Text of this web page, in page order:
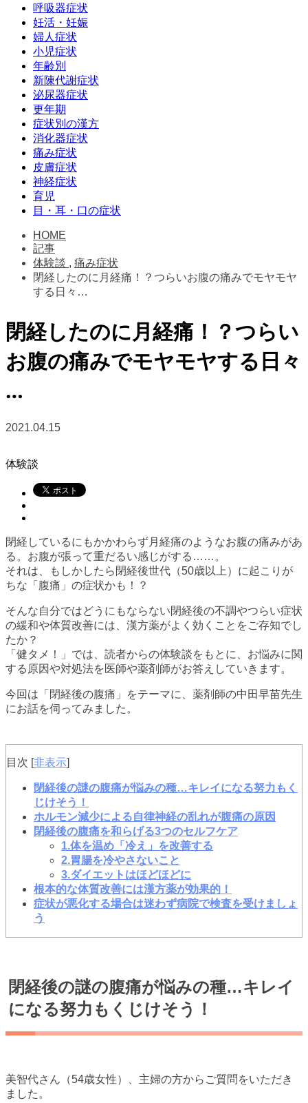
呼吸器症状
妊活・妊娠
婦人症状
小児症状
年齢別
新陳代謝症状
泌尿器症状
更年期
症状別の漢方
消化器症状
痛み症状
皮膚症状
神経症状
育児
目・耳・口の症状
HOME
記事
体験談 , 痛み症状
閉経したのに月経痛！？つらいお腹の痛みでモヤモヤ
する日々…
閉経したのに月経痛！？つらい
お腹の痛みでモヤモヤする日々
…
2021.04.15
体験談
閉経しているにもかかわらず月経痛のようなお腹の痛みがあ
る。お腹が張って重だるい感じがする……。
それは、もしかしたら閉経後世代（50歳以上）に起こりが
ちな「腹痛」の症状かも！？
そんな自分ではどうにもならない閉経後の不調やつらい症状
の緩和や体質改善には、漢方薬がよく効くことをご存知でし
たか？
「健タメ！」では、読者からの体験談をもとに、お悩みに関
する原因や対処法を医師や薬剤師がお答えしていきます。
今回は「閉経後の腹痛」をテーマに、薬剤師の中田早苗先生
にお話を伺ってみました。
目次 [非表示]
閉経後の謎の腹痛が悩みの種…キレイになる努力もく
じけそう！
ホルモン減少による自律神経の乱れが腹痛の原因
閉経後の腹痛を和らげる3つのセルフケア
1.体を温め「冷え」を改善する
2.胃腸を冷やさないこと
3.ダイエットはほどほどに
根本的な体質改善には漢方薬が効果的！
症状が悪化する場合は迷わず病院で検査を受けましょ
う
閉経後の謎の腹痛が悩みの種…キレイ
になる努力もくじけそう！
美智代さん（54歳女性）、主婦の方からご質問をいただき
ました。